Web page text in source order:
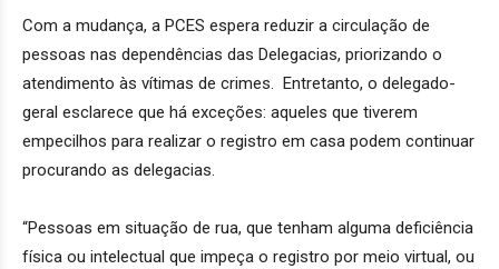
Com a mudança, a PCES espera reduzir a circulação de
pessoas nas dependências das Delegacias, priorizando o
atendimento às vítimas de crimes. Entretanto, o delegado-
geral esclarece que há exceções: aqueles que tiverem
empecilhos para realizar o registro em casa podem continuar
procurando as delegacias.
“Pessoas em situação de rua, que tenham alguma deficiência
física ou intelectual que impeça o registro por meio virtual, ou